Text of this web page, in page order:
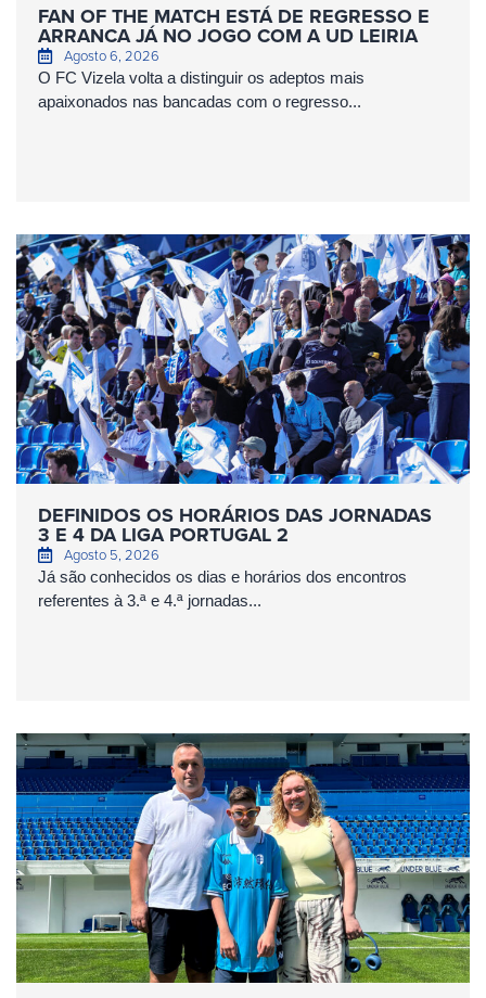
FAN OF THE MATCH ESTÁ DE REGRESSO E
ARRANCA JÁ NO JOGO COM A UD LEIRIA
Agosto 6, 2026
O FC Vizela volta a distinguir os adeptos mais
apaixonados nas bancadas com o regresso...
DEFINIDOS OS HORÁRIOS DAS JORNADAS
3 E 4 DA LIGA PORTUGAL 2
Agosto 5, 2026
Já são conhecidos os dias e horários dos encontros
referentes à 3.ª e 4.ª jornadas...